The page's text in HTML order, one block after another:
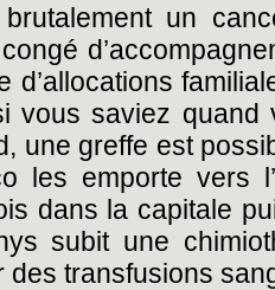
un
d’allocations
vous saviez quand
une greffe est
les emporte vers
dans la capitale
subit une
des transfusions